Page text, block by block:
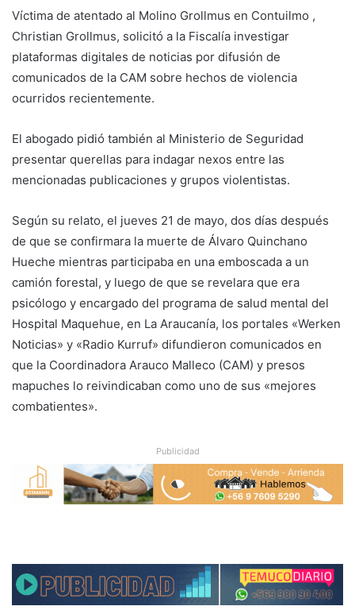
Víctima de atentado al Molino Grollmus en Contuilmo ,
Christian Grollmus, solicitó a la Fiscalía investigar
plataformas digitales de noticias por difusión de
comunicados de la CAM sobre hechos de violencia
ocurridos recientemente.
El abogado pidió también al Ministerio de Seguridad
presentar querellas para indagar nexos entre las
mencionadas publicaciones y grupos violentistas.
Según su relato, el jueves 21 de mayo, dos días después
de que se confirmara la muerte de Álvaro Quinchano
Hueche mientras participaba en una emboscada a un
camión forestal, y luego de que se revelara que era
psicólogo y encargado del programa de salud mental del
Hospital Maquehue, en La Araucanía, los portales «Werken
Noticias» y «Radio Kurruf» difundieron comunicados en
que la Coordinadora Arauco Malleco (CAM) y presos
mapuches lo reivindicaban como uno de sus «mejores
combatientes».
Publicidad